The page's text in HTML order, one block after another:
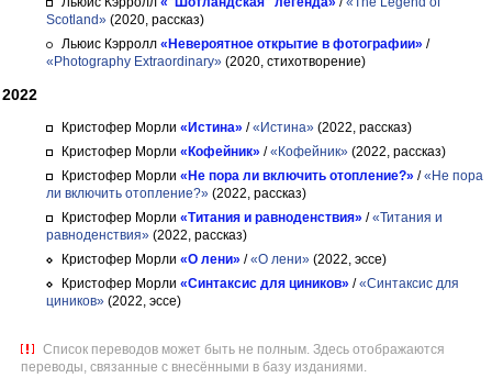
Scotland» (2020, рассказ)
Льюис Кэрролл «Невероятное открытие в фотографии» /
«Photography Extraordinary» (2020, стихотворение)
2022
Кристофер Морли «Истина» /«Истина» (2022, рассказ)
Кристофер Морли «Кофейник» /«Кофейник» (2022, рассказ)
Кристофер Морли «Не пора ли включить отопление?» /«Не пора
ли включить отопление?» (2022, рассказ)
Кристофер Морли «Титания и равноденствия» /«Титания и
равноденствия» (2022, рассказ)
Кристофер Морли «О лени» /«О лени» (2022, эссе)
Кристофер Морли «Синтаксис для циников» /«Синтаксис для
циников» (2022, эссе)
Список переводов может быть не полным. Здесь отображаются
переводы, связанные с внесёнными в базу изданиями.